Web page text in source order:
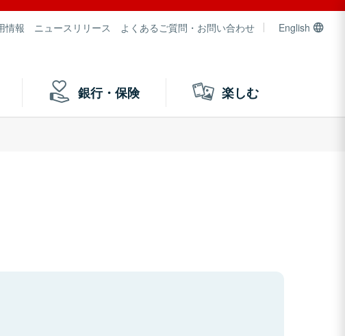
情報 ニュースリリース よくあるご質問・お問い合わせ English
銀行・保険 楽しむ